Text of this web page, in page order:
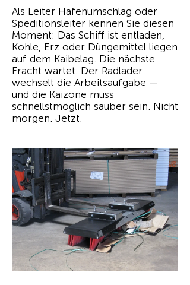
Als Leiter Hafenumschlag oder
Speditionsleiter kennen Sie diesen
Moment: Das Schiff ist entladen,
Kohle, Erz oder Düngemittel liegen
auf dem Kaibelag. Die nächste
Fracht wartet. Der Radlader
wechselt die Arbeitsaufgabe —
und die Kaizone muss
schnellstmöglich sauber sein. Nicht
morgen. Jetzt.